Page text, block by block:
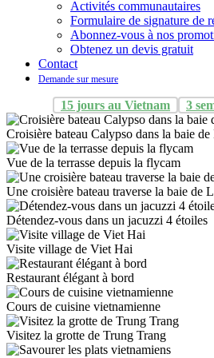
Activités communautaires
Formulaire de signature de
Abonnez-vous à nos
Obtenez un devis gratuit
Contact
Demande sur mesure
15 jours au Vietnam 3
Croisière bateau Calypso dans la baie
Vue de la terrasse depuis la flycam
Une croisière bateau traverse la baie de
Détendez-vous dans un jacuzzi 4 étoiles
Visite village de Viet Hai
Restaurant élégant à bord
Cours de cuisine vietnamienne
Visitez la grotte de Trung Trang